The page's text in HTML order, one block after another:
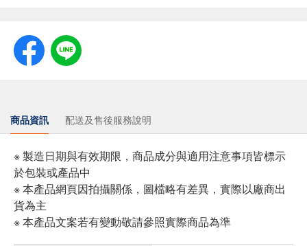
商品資訊 配送及售後服務說明
※ 製造日期與有效期限，商品成分與適用注意事項皆標示
於包裝或產品中
※ 本產品網頁因拍攝關係，圖檔略有差異，實際以廠商出
貨為主
※ 本產品文案若有變動敬請參照實際商品為準